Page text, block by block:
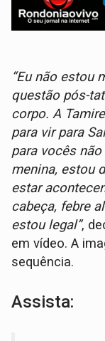
“Eu não estou
questão pós-
corpo. A
para vir para
para vocês
menina, estou
estar
cabeça, febre
estou legal”,
em vídeo. A
sequência.
Assista: